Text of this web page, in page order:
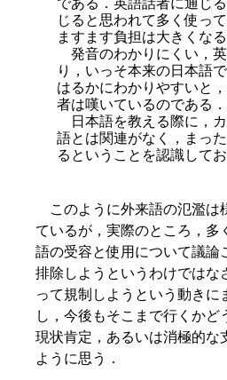
である．英語話者に通じ
じると思われて多く使っ
ますます負担は大きくな
発音のわかりにくい，
り，いっそ本来の日本語
はるかにわかりやすいと
者は嘆いているのである．
日本語を教える際に，
語とは関連がなく，まっ
るということを認識して
このように外来語の氾濫は
ているが，実際のところ，多
語の受容と使用について議論
排除しようというわけではな
って規制しようという動きに
し，今後もそこまで行くかど
現状肯定，あるいは消極的な
ように思う．